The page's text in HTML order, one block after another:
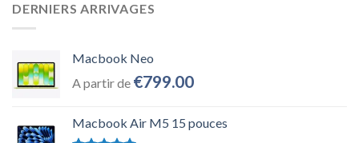
DERNIERS ARRIVAGES
Macbook Neo
A partir de €799.00
Macbook Air M5 15 pouces